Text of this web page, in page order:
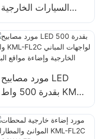
السيارات الخارجية
والمستودعات KML-
FL2C 240W LED
مورد مصابيح LED
بقدرة 500 واط KML-
FL2C لواجهات المباني
الخارجية وإضاءة مواقع
البناء